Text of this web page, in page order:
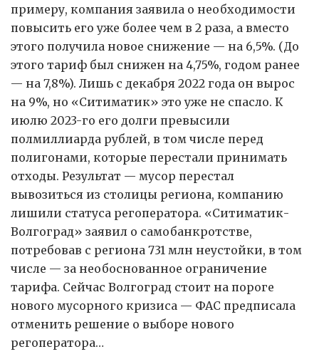
примеру, компания заявила о необходимости
повысить его уже более чем в 2 раза, а вместо
этого получила новое снижение — на 6,5%. (До
этого тариф был снижен на 4,75%, годом ранее
— на 7,8%). Лишь с декабря 2022 года он вырос
на 9%, но «Ситиматик» это уже не спасло. К
июлю 2023-го его долги превысили
полмиллиарда рублей, в том числе перед
полигонами, которые перестали принимать
отходы. Результат — мусор перестал
вывозиться из столицы региона, компанию
лишили статуса регоператора. «Ситиматик-
Волгоград» заявил о самобанкротстве,
потребовав с региона 731 млн неустойки, в том
числе — за необоснованное ограничение
тарифа. Сейчас Волгоград стоит на пороге
нового мусорного кризиса — ФАС предписала
отменить решение о выборе нового
регоператора…